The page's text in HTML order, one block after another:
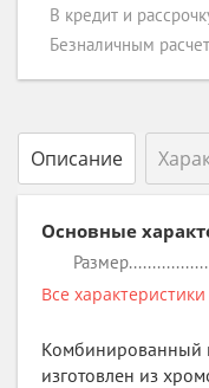
В кредит и
Безналичным
Описание
Основные
Размер
Все характеристики
Комбинированный
изготовлен из